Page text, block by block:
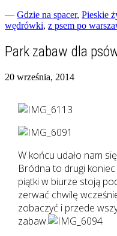
zgranestado.pl
Fotograficzne
— Gdzie na spacer, Pieskie
wędrówki, z psem po
Park zabaw dla
20 września, 2014
W końcu udało nam
Bródna to drugi
piątki w biurze stoją
zerwać chwilę
zobaczyć i przede
zabaw.